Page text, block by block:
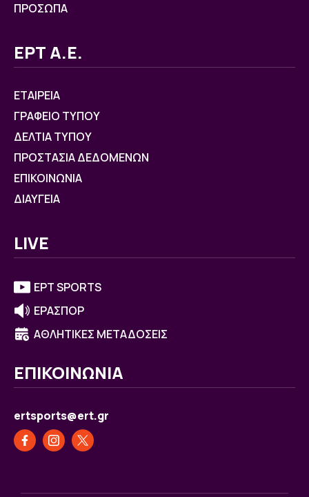
ΠΡΟΣΩΠΑ
ΕΡΤ Α.Ε.
ΕΤΑΙΡΕΙΑ
ΓΡΑΦΕΙΟ ΤΥΠΟΥ
ΔΕΛΤΙΑ ΤΥΠΟΥ
ΠΡΟΣΤΑΣΙΑ ΔΕΔΟΜΕΝΩΝ
ΕΠΙΚΟΙΝΩΝΙΑ
ΔΙΑΥΓΕΙΑ
LIVE
ΕΡΤ SPORTS
ΕΡΑΣΠΟΡ
ΑΘΛΗΤΙΚΕΣ ΜΕΤΑΔΟΣΕΙΣ
ΕΠΙΚΟΙΝΩΝΙΑ
ertsports@ert.gr